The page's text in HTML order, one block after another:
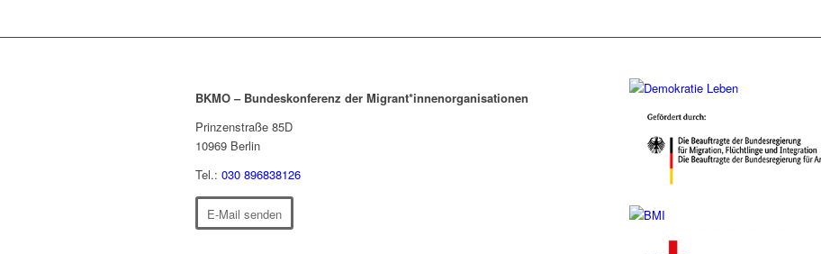
BKMO – Bundeskonferenz der Migrant*innenorganisationen
Prinzenstraße 85D
10969 Berlin
Tel.: 030 896838126
E-Mail senden